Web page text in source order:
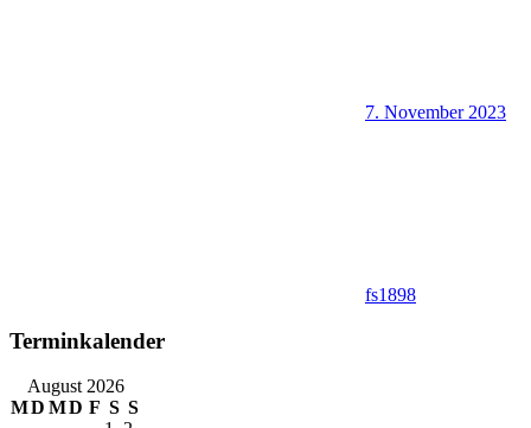
7. November 2023
fs1898
Terminkalender
August 2026
MD MD F S S